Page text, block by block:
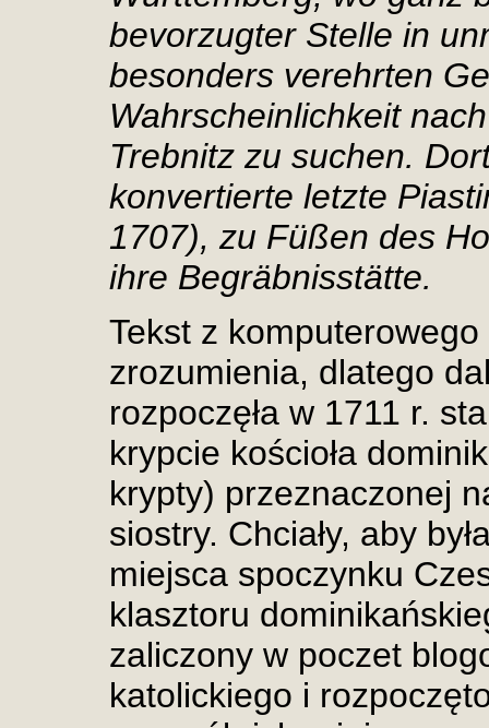
bevorzugter Stelle in
besonders verehrten
Wahrscheinlichkeit
Trebnitz zu suchen.
konvertierte letzte
1707), zu Füßen des
ihre Begräbnisstätte.
Tekst z
zrozumienia, dlatego
rozpoczęła w 1711 r.
krypcie kościoła
krypty) przeznaczonej
siostry. Chciały, aby
miejsca spoczynku
klasztoru
zaliczony w poczet
katolickiego i